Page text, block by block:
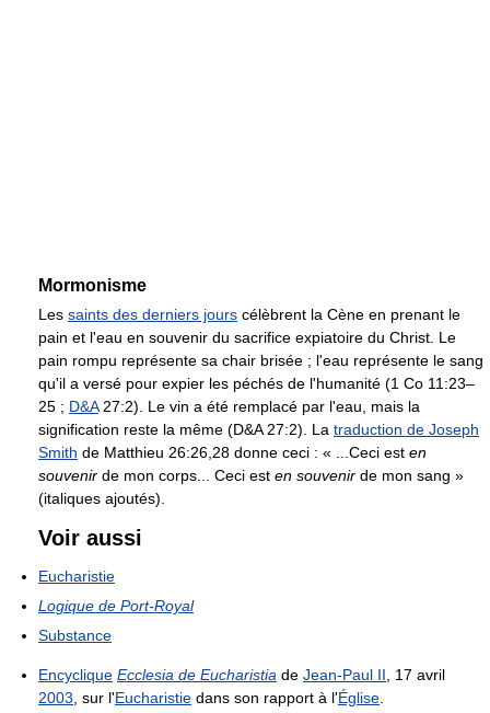
Mormonisme
Les saints des derniers jours célèbrent la Cène en prenant le
pain et l'eau en souvenir du sacrifice expiatoire du Christ. Le
pain rompu représente sa chair brisée ; l'eau représente le sang
qu'il a versé pour expier les péchés de l'humanité (1 Co 11:23–
25 ; D&A27:2). Le vin a été remplacé par l'eau, mais la
signification reste la même (D&A 27:2). La traduction de Joseph
Smith de Matthieu 26:26,28 donne ceci : « ...Ceci est en
souvenir de mon corps... Ceci est en souvenir de mon sang »
(italiques ajoutés).
Voir aussi
Eucharistie
Logique de Port-Royal
Substance
Encyclique Ecclesia de Eucharistia de Jean-Paul II, 17 avril
2003, sur l'Eucharistie dans son rapport à l'Église.